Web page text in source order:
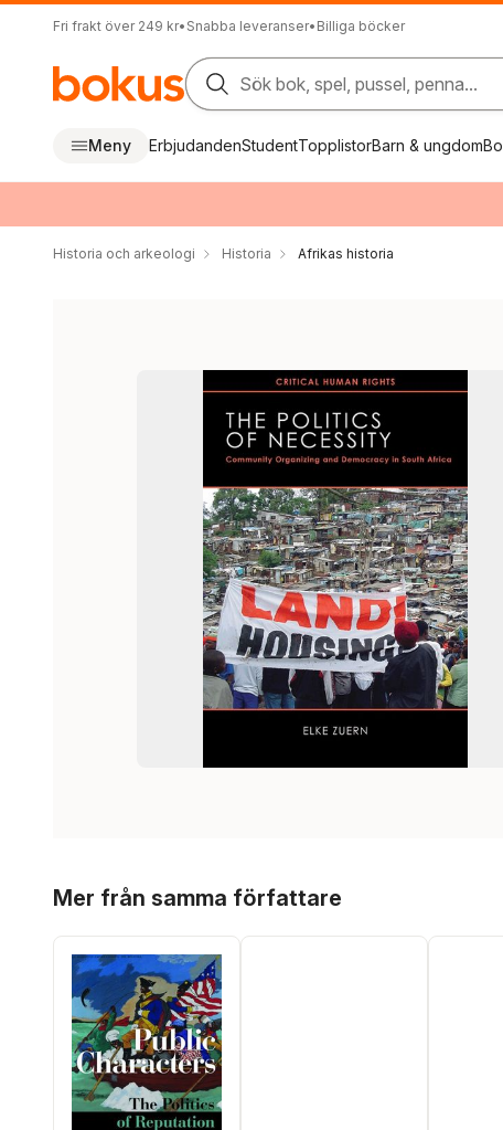
Fri frakt över 249 kr• Snabba leveranser• Billiga böcker
Sök bok, spel, pussel, penna...
Meny ErbjudandenStudentTopplistorBarn & ungdom
Historia och arkeologi Historia Afrikas historia
Mer från samma författare